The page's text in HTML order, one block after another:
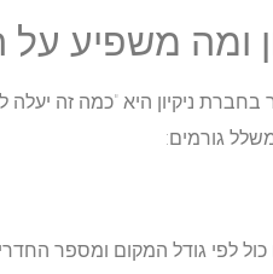
ומה משפיע על
ניקיון היא "כמה זה יעלה
גורמים:
כול לפי גודל המקום ומספר